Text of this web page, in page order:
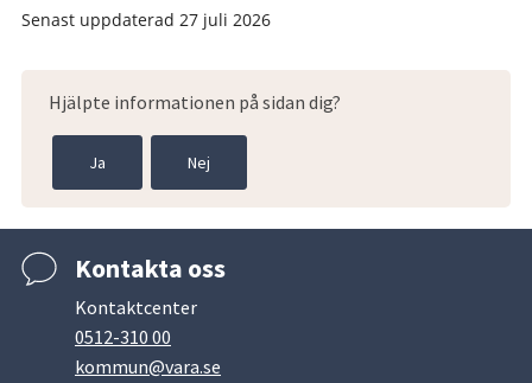
Senast uppdaterad 27 juli 2026
Hjälpte informationen på sidan dig?
Ja Nej
Kontakta oss
Kontaktcenter
0512-310 00
kommun@vara.se